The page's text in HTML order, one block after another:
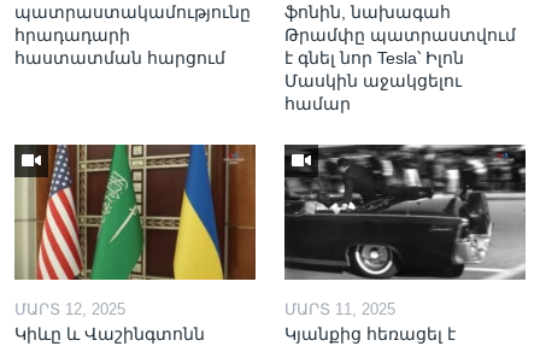
պատրաստակամությունը
հրադադարի
հաստատման հարցում
ֆոնին, նախագահ
Թրամփը պատրաստվում
է գնել նոր Tesla՝ Իլոն
Մասկին աջակցելու
համար
ՄԱՐՏ 12, 2025
Կիևը և Վաշինգտոնն
ՄԱՐՏ 11, 2025
Կյանքից հեռացել է